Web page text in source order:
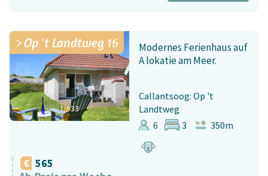
1/33
Op 't Landtweg 16
Modernes Ferienhaus auf
A lokatie am Meer.
Callantsoog: Op 't
Landtweg
6
3 350m
565